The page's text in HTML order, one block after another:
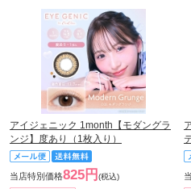
アイジェニック 1month【モダングラ
ンジ】度あり（1枚入り）
当店特別価格825円 (税込)